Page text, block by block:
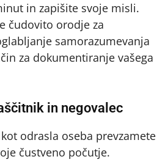
in zapišite svoje misli.
čudovito orodje za
samorazumevanja
za dokumentiranje vašega
in negovalec
odrasla oseba prevzamete
čustveno počutje.